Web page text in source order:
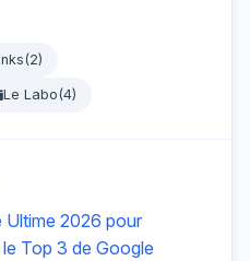
(2)
Le Labo(4)
Ultime 2026 pour
Top 3 de Google